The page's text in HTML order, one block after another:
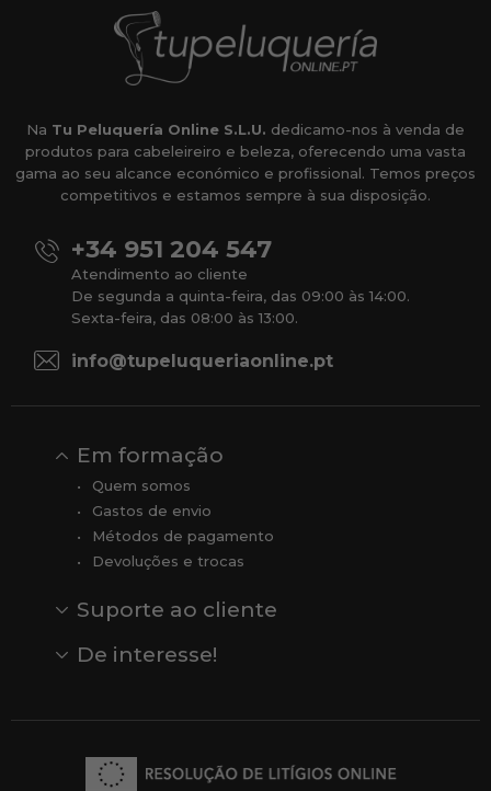
Na Tu Peluquería Online S.L.U. dedicamo-nos à venda de
produtos para cabeleireiro e beleza, oferecendo uma vasta
gama ao seu alcance económico e profissional. Temos preços
competitivos e estamos sempre à sua disposição.
+34 951 204 547
Atendimento ao cliente
De segunda a quinta-feira, das 09:00 às 14:00.
Sexta-feira, das 08:00 às 13:00.
info@tupeluqueriaonline.pt
Em formação
Quem somos
Gastos de envio
Métodos de pagamento
Devoluções e trocas
Suporte ao cliente
Comentários
Comentários do Google
De interesse!